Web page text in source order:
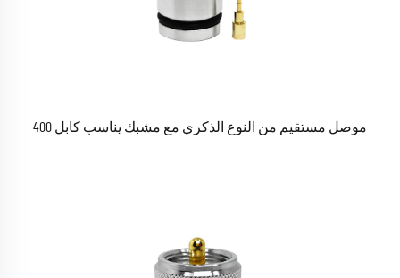
موصل مستقيم من النوع الذكري مع مشبك يناسب كابل 400